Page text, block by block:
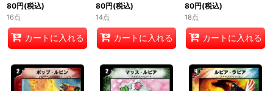
80円(税込)
16点
カートに入れる
80円(税込)
14点
カートに入れる
80円(税込)
18点
カートに入れる